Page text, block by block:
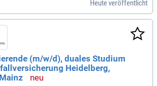
Heute veröffentlicht
(m/w/d), duales Studium
Heidelberg,